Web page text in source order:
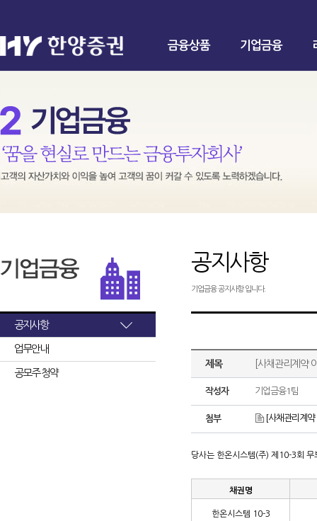
금융상품 기업금융
공지사항
업무안내
공모주 청약
공지사항
기업금융 공지사항 입니다.
제목 [사채관리계약
작성자 기업금융1팀
첨부 [사채관리계
당사는 한온시스템(주) 제 10-3회 무
채권명
한온시스템 10-3